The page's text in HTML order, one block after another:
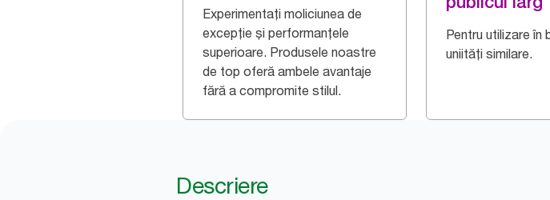
Experimentați moliciunea de
excepție și performanțele
superioare. Produsele noastre
de top oferă ambele avantaje
fără a compromite stilul.
Pentru utilizare în
uniități similare.
Descriere